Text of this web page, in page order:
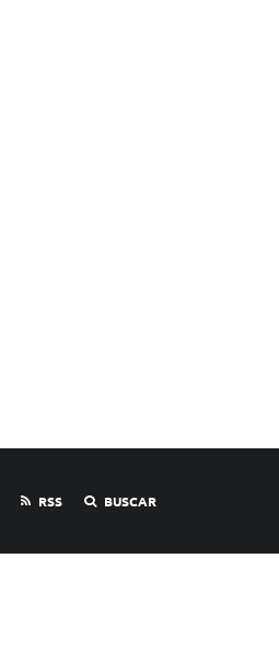
RSS BUSCAR